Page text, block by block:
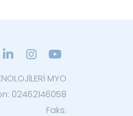
MYO
02462146058
Faks: